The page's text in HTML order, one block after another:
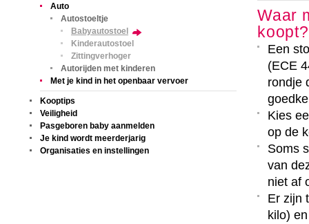
Auto
Autostoeltje
Babyautostoel
Kinderautostoel
Zittingverhoger
Autorijden met kinderen
Met je kind in het openbaar vervoer
Kooptips
Veiligheid
Pasgeboren baby aanmelden
Je kind wordt meerderjarig
Organisaties en instellingen
Waar
koopt?
Een
(ECE
rondje
Kies
op de
Soms
van
niet af
Er zijn
kilo)